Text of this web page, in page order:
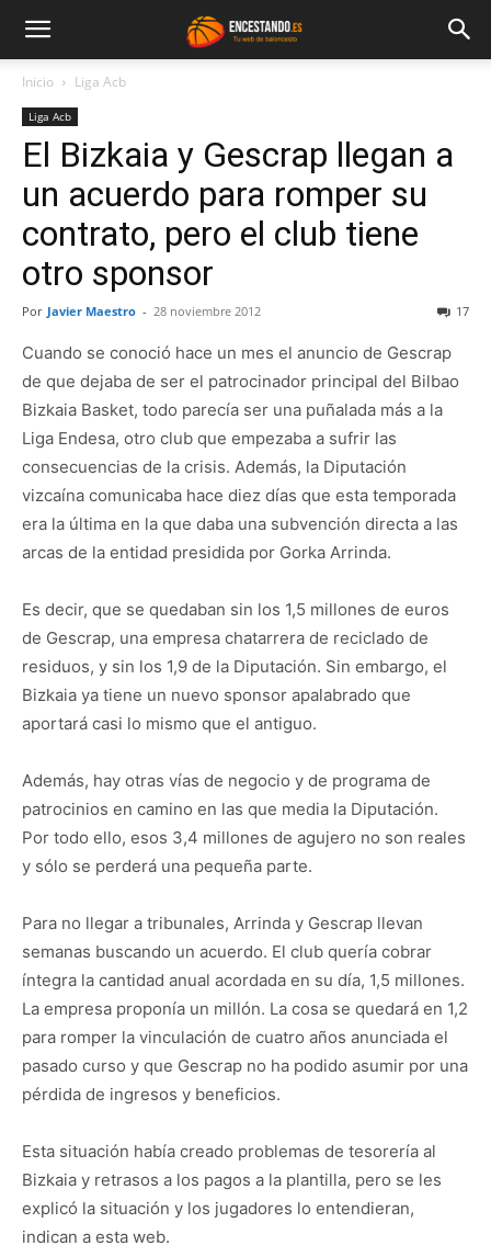
Inicio Liga Acb
Liga Acb
El Bizkaia y Gescrap llegan a
un acuerdo para romper su
contrato, pero el club tiene
otro sponsor
Por Javier Maestro - 28 noviembre 2012 17
Cuando se conoció hace un mes el anuncio de Gescrap
de que dejaba de ser el patrocinador principal del Bilbao
Bizkaia Basket, todo parecía ser una puñalada más a la
Liga Endesa, otro club que empezaba a sufrir las
consecuencias de la crisis. Además, la Diputación
vizcaína comunicaba hace diez días que esta temporada
era la última en la que daba una subvención directa a las
arcas de la entidad presidida por Gorka Arrinda.
Es decir, que se quedaban sin los 1,5 millones de euros
de Gescrap, una empresa chatarrera de reciclado de
residuos, y sin los 1,9 de la Diputación. Sin embargo, el
Bizkaia ya tiene un nuevo sponsor apalabrado que
aportará casi lo mismo que el antiguo.
Además, hay otras vías de negocio y de programa de
patrocinios en camino en las que media la Diputación.
Por todo ello, esos 3,4 millones de agujero no son reales
y sólo se perderá una pequeña parte.
Para no llegar a tribunales, Arrinda y Gescrap llevan
semanas buscando un acuerdo. El club quería cobrar
íntegra la cantidad anual acordada en su día, 1,5 millones.
La empresa proponía un millón. La cosa se quedará en 1,2
para romper la vinculación de cuatro años anunciada el
pasado curso y que Gescrap no ha podido asumir por una
pérdida de ingresos y beneficios.
Esta situación había creado problemas de tesorería al
Bizkaia y retrasos a los pagos a la plantilla, pero se les
explicó la situación y los jugadores lo entendieran,
indican a esta web.